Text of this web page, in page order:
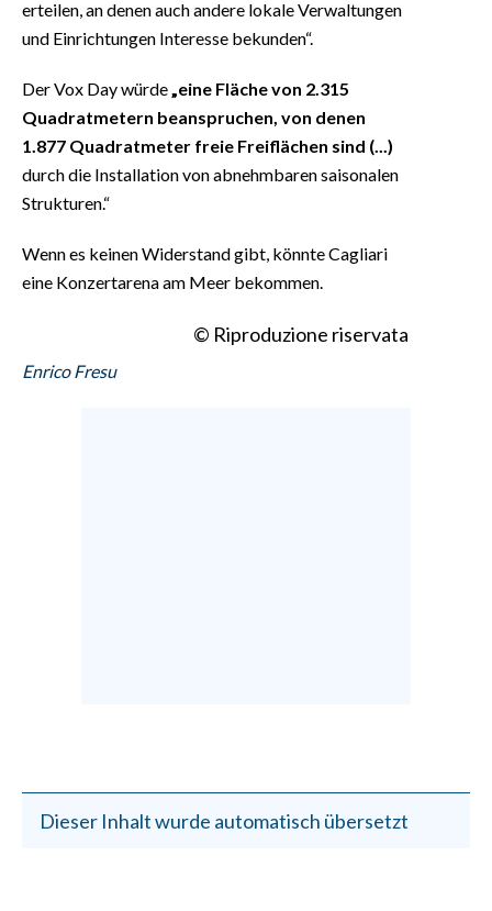
erteilen, an denen auch andere lokale Verwaltungen
und Einrichtungen Interesse bekunden“.
Der Vox Day würde „eine Fläche von 2.315
Quadratmetern beanspruchen, von denen
1.877 Quadratmeter freie Freiflächen sind (...)
durch die Installation von abnehmbaren saisonalen
Strukturen.“
Wenn es keinen Widerstand gibt, könnte Cagliari
eine Konzertarena am Meer bekommen.
© Riproduzione riservata
Enrico Fresu
Dieser Inhalt wurde automatisch übersetzt